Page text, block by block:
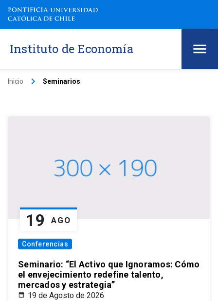
Instituto de Economía
Inicio keyboard_arrow_right Seminarios
19 AGO
Conferencias
Seminario: “El Activo que Ignoramos: Cómo
el envejecimiento redefine talento,
mercados y estrategia”
19 de Agosto de 2026